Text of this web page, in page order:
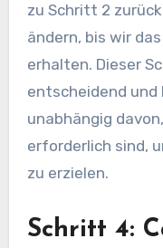
zu Schritt 2
ändern, bis wir
erhalten. Dieser
entscheidend und
unabhängig
erforderlich sind,
zu erzielen.
Schritt 4: